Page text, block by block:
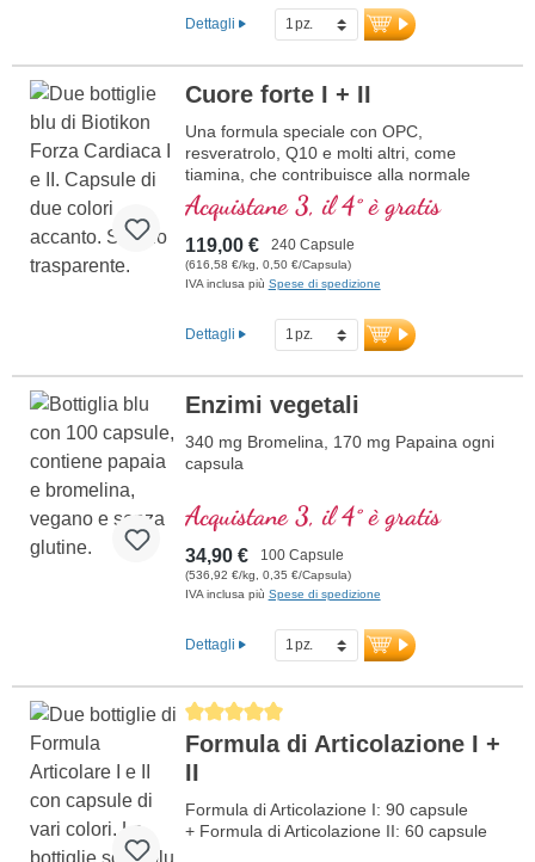
Dettagli
Cuore forte I + II
Una formula speciale con OPC,
resveratrolo, Q10 e molti altri, come
tiamina, che contribuisce alla normale
funzione cardiaca. (Formula 1 e Formula
2)
Acquistane 3, il 4° è gratis
119,00 € 240 Capsule
(616,58 €/kg, 0,50 €/Capsula)
IVA inclusa più Spese di spedizione
Dettagli
Enzimi vegetali
340 mg Bromelina, 170 mg Papaina ogni
capsula
Acquistane 3, il 4° è gratis
34,90 € 100 Capsule
(536,92 €/kg, 0,35 €/Capsula)
IVA inclusa più Spese di spedizione
Dettagli
Average rating of 5 out of 5 stars
Formula di Articolazione I +
II
Formula di Articolazione I: 90 capsule
+ Formula di Articolazione II: 60 capsule